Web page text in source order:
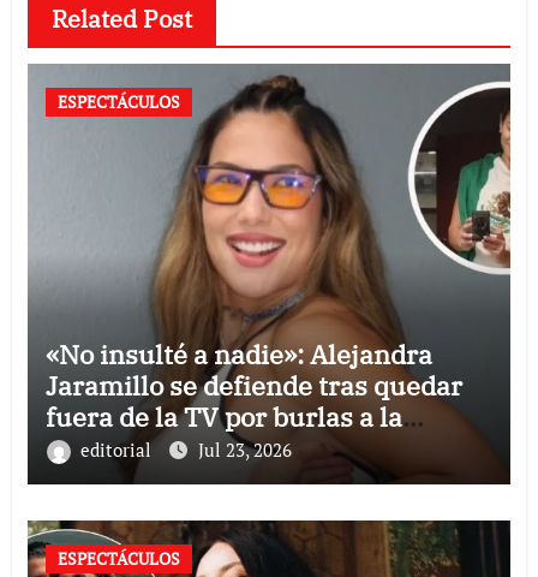
Related Post
ESPECTÁCULOS
«No insulté a nadie»: Alejandra
Jaramillo se defiende tras quedar
fuera de la TV por burlas a la
Selección Mexicana
editorial Jul 23, 2026
ESPECTÁCULOS